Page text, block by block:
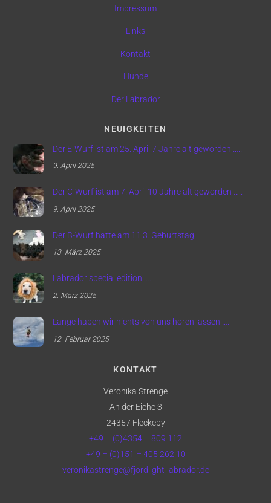
Impressum
Links
Kontakt
Hunde
Der Labrador
NEUIGKEITEN
Der E-Wurf ist am 25. April 7 Jahre alt geworden …..
9. April 2025
Der C-Wurf ist am 7. April 10 Jahre alt geworden …..
9. April 2025
Der B-Wurf hatte am 11.3. Geburtstag
13. März 2025
Labrador special edition ….
2. März 2025
Lange haben wir nichts von uns hören lassen ….
12. Februar 2025
KONTAKT
Veronika Strenge
An der Eiche 3
24357 Fleckeby
+49 – (0)4354 – 809 112
+49 – (0)151 – 405 262 10
veronikastrenge@fjordlight-labrador.de